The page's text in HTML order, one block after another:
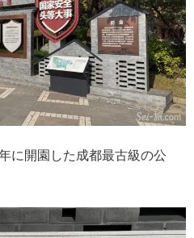
に開園した成都最古級の公